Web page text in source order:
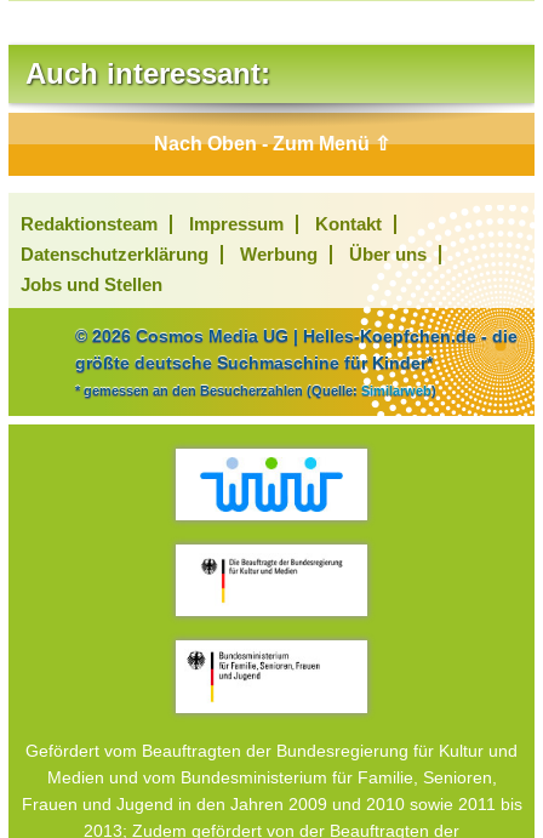
Auch interessant:
Nach Oben - Zum Menü ⇧
Redaktionsteam Impressum
Kontakt
Datenschutzerklärung
Werbung
Über uns
Jobs und Stellen
© 2026 Cosmos Media UG | Helles-Koepfchen.de - die
größte deutsche Suchmaschine für Kinder*
* gemessen an den Besucherzahlen (Quelle: Similarweb)
Gefördert vom Beauftragten der Bundesregierung für Kultur und
Medien und vom Bundesministerium für Familie, Senioren,
Frauen und Jugend in den Jahren 2009 und 2010 sowie 2011 bis
2013; Zudem gefördert von der Beauftragten der